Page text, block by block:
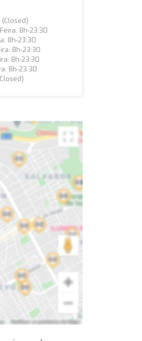
(closed)
8h-23:30
8h-23:30
8h-23:30
8h-23:30
8h-23:30